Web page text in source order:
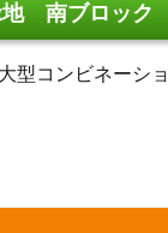
地 南ブロック
型コンビネーシ